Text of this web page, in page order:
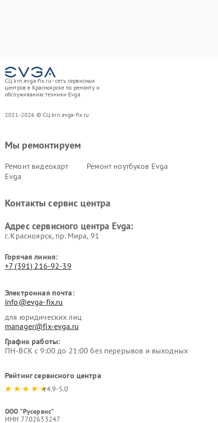
СЦ krn.evga-fix.ru - сеть сервисных
центров в Красноярске по ремонту и
обслуживанию техники Evga
2021-2026 © СЦ krn.evga-fix.ru
Мы ремонтируем
Ремонт видеокарт
Evga
Ремонт ноутбуков Evga
Контакты сервис центра
Адрес сервисного центра Evga:
г. Красноярск, ​пр. Мира, 91
Горячая линия:
+7 (391) 216-92-39
Электронная почта:
info@evga-fix.ru
для юридических лиц
manager@fix-evga.ru
График работы:
ПН-ВСК с 9:00 до 21:00 без перерывов и выходных
Рейтинг сервисного центра
4.9-5.0
ООО "Русервис"
ИНН 7702633247